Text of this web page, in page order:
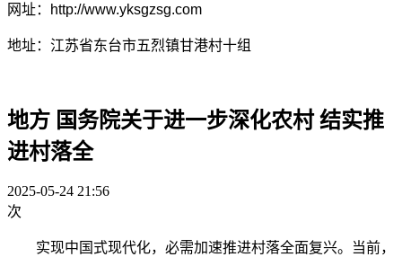
网址：http://www.yksgzsg.com
地址：江苏省东台市五烈镇甘港村十组
地方 国务院关于进一步深化农村 结实推
进村落全
2025-05-24 21:56
次
实现中国式现代化，必需加速推进村落全面复兴。当前，